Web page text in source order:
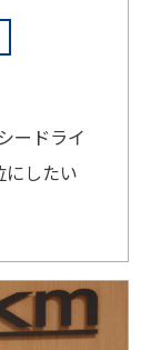
ードライ
したい